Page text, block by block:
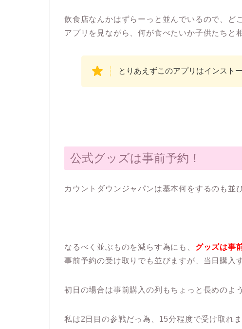
飲食店なんかはずらーっと並んでいるので、ど
アプリを見ながら、何が食べたいか子供たちと
とりあえずこのアプリはインスト
公式グッズは事前予約！
カウントダウンジャパンは基本何をするのも並
なるべく並ぶものを減らす為にも、 グッズは事
事前予約の受け取りでも並びますが、当日購入
初日の場合は事前購入の列もちょっと長めのよ
私は2日目の参戦だっ為、15分程度で受け取れま